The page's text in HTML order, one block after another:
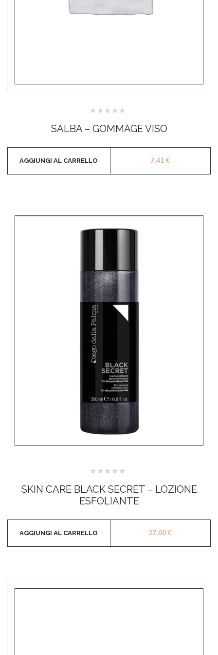
su
5
SALBA – GOMMAGE VISO
7,41€
AGGIUNGI AL CARRELLO
su
5
SKIN CARE BLACK SECRET – LOZIONE
ESFOLIANTE
27,00€
AGGIUNGI AL CARRELLO